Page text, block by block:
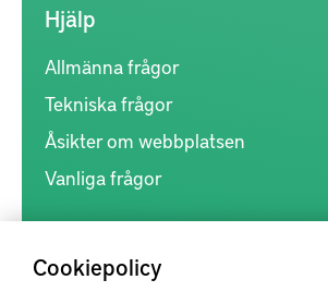
Cookiepolicy
Hjälp
Allmänna frågor
Tekniska frågor
Åsikter om webbplatsen
Vanliga frågor